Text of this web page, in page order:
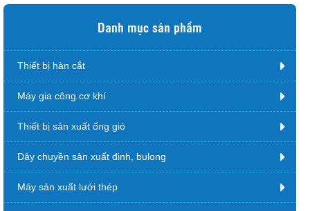
Danh mục sản phẩm
Thiết bị hàn cắt
Máy gia công cơ khí
Thiết bị sản xuất ống gió
Dây chuyền sản xuất đinh, bulong
Máy sản xuất lưới thép